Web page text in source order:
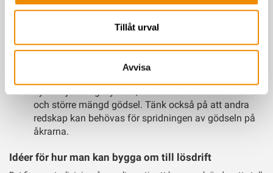
Tillåt urval
Avvisa
produceras än i ett uppbundet system. Gödseln blir
ofta lösare (mindre mängd strö i gödseln) och kan
ut till en gödselplatta och urinbrunn. Eftersom man
kommer använda mer vatten till att spola av ytor och
byter mjölkningssystem, medför det också en lösare
och större mängd gödsel. Tänk också på att andra
redskap kan behövas för spridningen av gödseln på
åkrarna.
Idéer för hur man kan bygga om till lösdrift